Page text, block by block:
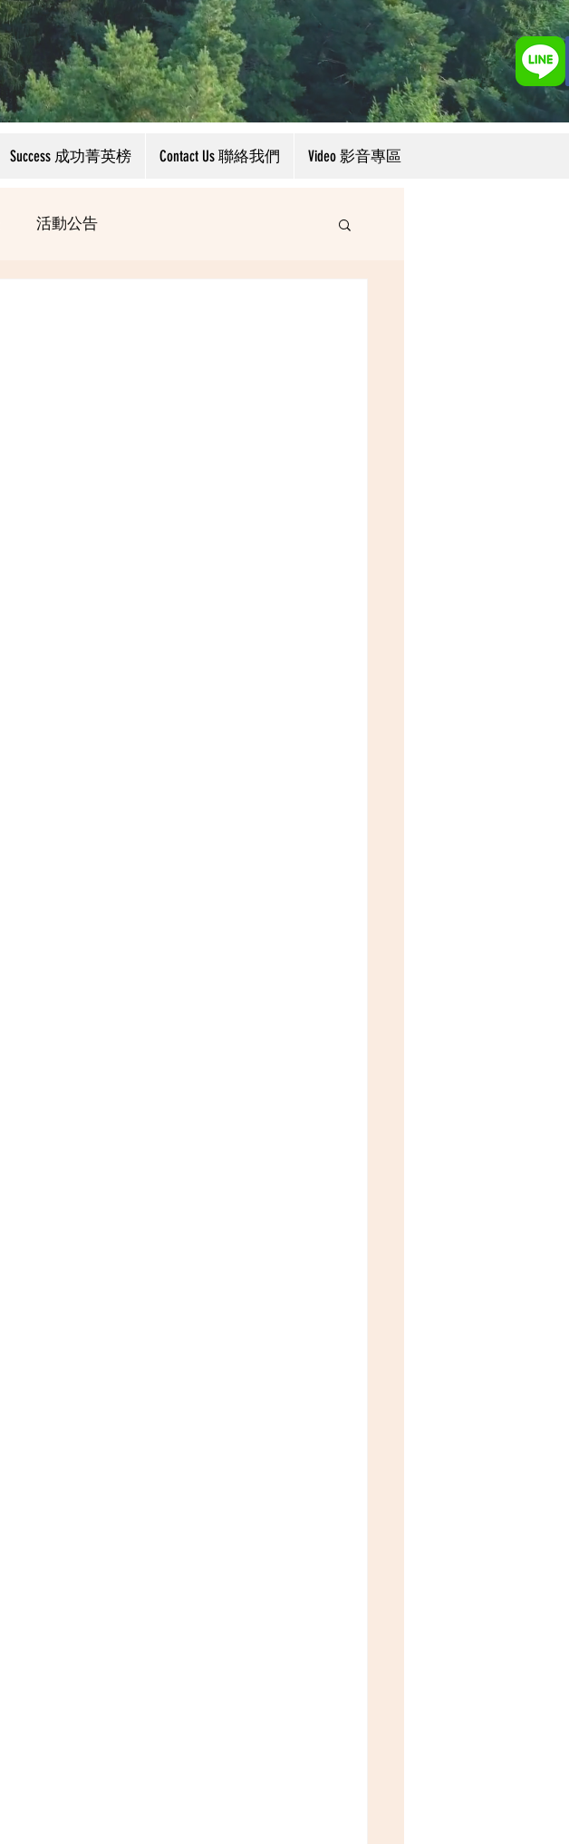
Success 成功菁英榜 Contact Us 聯絡我們 Video 影音專區
活動公告